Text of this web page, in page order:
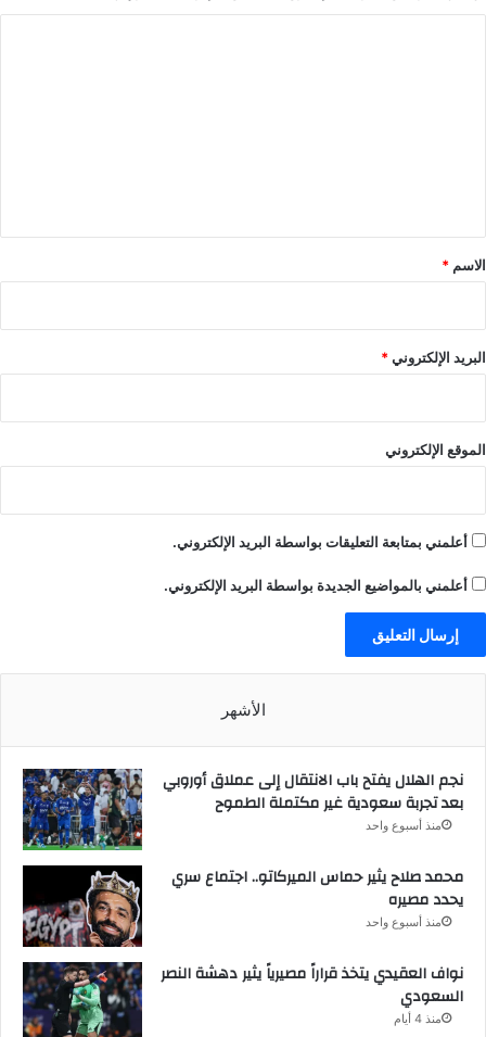
*
الاسم *
البريد الإلكتروني*
الموقع الإلكتروني
أعلمني بمتابعة التعليقات بواسطة البريد الإلكتروني.
أعلمني بالمواضيع الجديدة بواسطة البريد الإلكتروني.
الأشهر
نجم الهلال يفتح باب الانتقال إلى عملاق أوروبي
بعد تجربة سعودية غير مكتملة الطموح
منذ أسبوع واحد
محمد صلاح يثير حماس الميركاتو.. اجتماع سري
يحدد مصيره
منذ أسبوع واحد
نواف العقيدي يتخذ قراراً مصيرياً يثير دهشة النصر
السعودي
منذ 4 أيام